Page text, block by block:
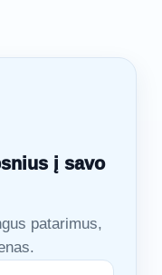
į savo
patarimus,